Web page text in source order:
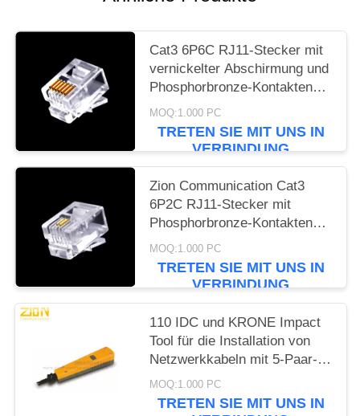
Cat3 6P6C RJ11-Stecker mit
vernickelter Abschirmung und
Phosphorbronze-Kontakten
Modularstecker
MOQ:1.000 PC
TRETEN SIE MIT UNS IN
VERBINDUNG
Zion Communication Cat3
6P2C RJ11-Stecker mit
Phosphorbronze-Kontakten
und RoHS-Konformität
MOQ:1.000 PC
TRETEN SIE MIT UNS IN
VERBINDUNG
110 IDC und KRONE Impact
Tool für die Installation von
Netzwerkkabeln mit 5-Paar-
Zubehör für Rechenzentren
MOQ:1.000 PC
TRETEN SIE MIT UNS IN